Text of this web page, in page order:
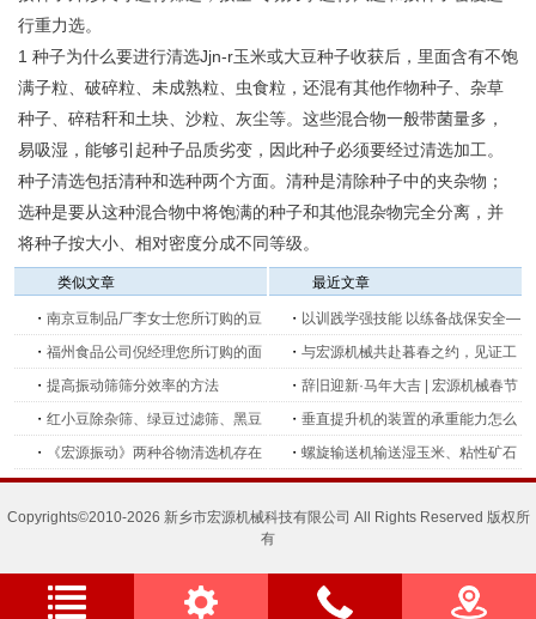
行重力选。
1 种子为什么要进行清选Jjn-r玉米或大豆种子收获后，里面含有不饱
满子粒、破碎粒、未成熟粒、虫食粒，还混有其他作物种子、杂草
种子、碎秸秆和土块、沙粒、灰尘等。这些混合物一般带菌量多，
易吸湿，能够引起种子品质劣变，因此种子必须要经过清选加工。
种子清选包括清种和选种两个方面。清种是清除种子中的夹杂物；
选种是要从这种混合物中将饱满的种子和其他混杂物完全分离，并
将种子按大小、相对密度分成不同等级。
类似文章
・ 南京豆制品厂李女士您所订购的豆
浆过滤筛已发出
・ 福州食品公司倪经理您所订购的面
粉筛分机已发
・ 提高振动筛筛分效率的方法
・ 红小豆除杂筛、绿豆过滤筛、黑豆
电动筛、多功能谷物清理筛！
・
《宏源振动》两种谷物清选机存在
的问题
最近文章
・ 以训践学强技能 以练备战保安全—
新乡宏源机械开展生产消防安全培训
及消防演练
・ 与宏源机械共赴暮春之约，见证工
业创新的力量
・ 辞旧迎新·马年大吉 | 宏源机械春节
放假安排公告
・ 垂直提升机的装置的承重能力怎么
选？和物料密度有关系吗？
・ 螺旋输送机输送湿玉米、粘性矿石
粉时容易堵塞，该怎么处理？
Copyrights©2010-2026 新乡市宏源机械科技有限公司 All Rights Reserved 版权所
有